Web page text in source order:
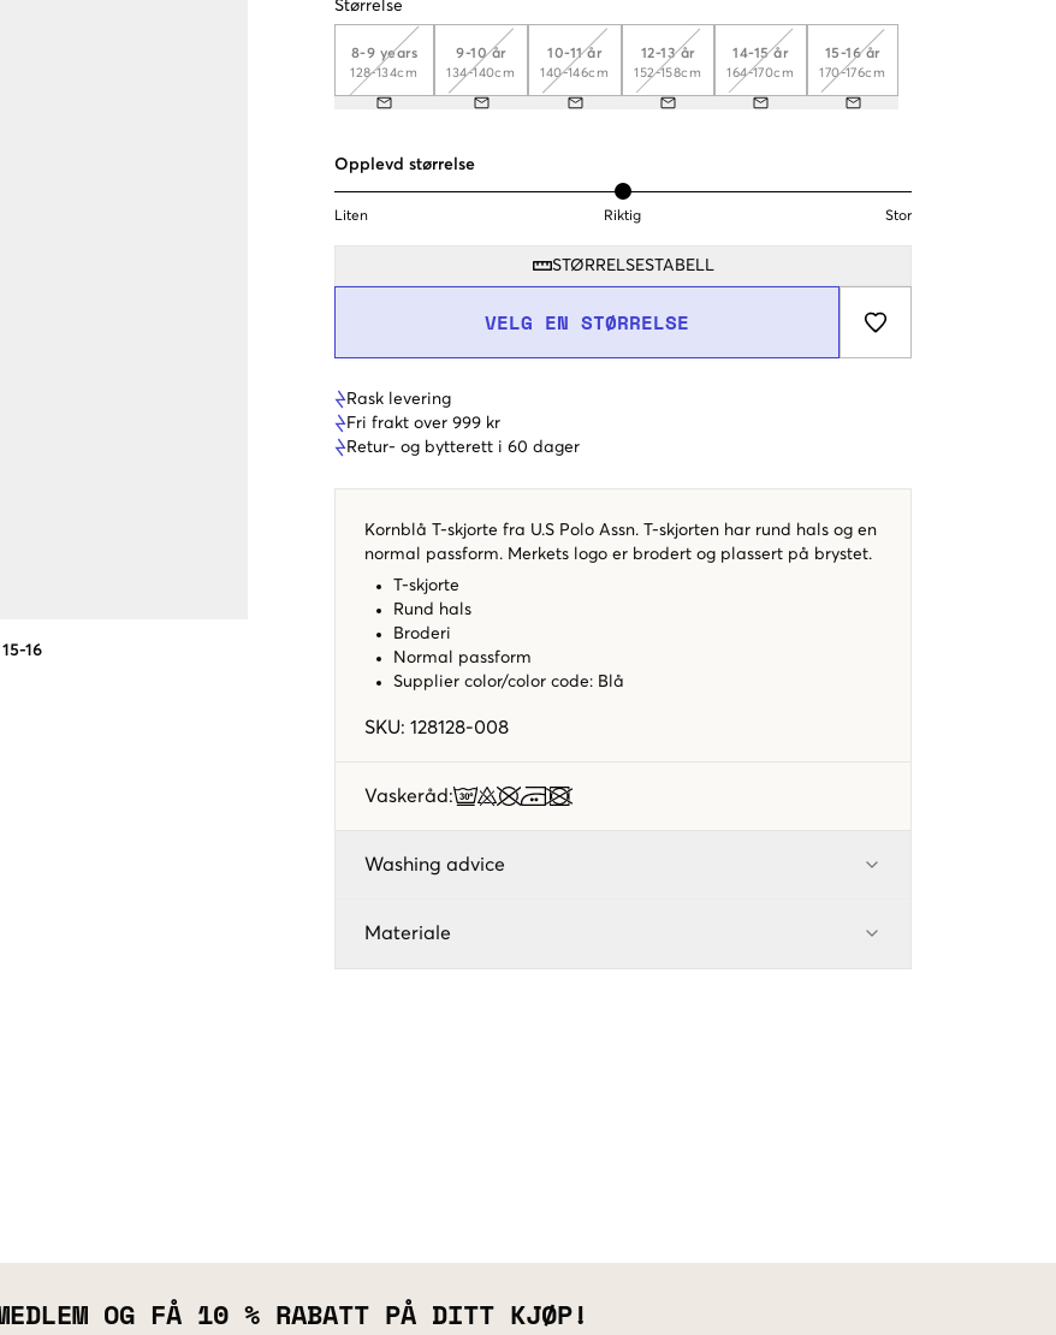
15-16
Størrelse
8-9 years
128-134cm
9-10 år
134-140cm
10-11 år
140-146cm
12-13 år
152-158cm
14-15 år
164-170cm
15-16 år
170-176cm
Opplevd størrelse
Liten Riktig Stor
STØRRELSESTABELL
VELG EN STØRRELSE
Rask levering
Fri frakt over 999 kr
Retur- og bytterett i 60 dager
Kornblå T-skjorte fra U.S Polo Assn. T-skjorten har rund hals og en
normal passform. Merkets logo er brodert og plassert på brystet.
T-skjorte
Rund hals
Broderi
Normal passform
Supplier color/color code: Blå
SKU: 128128-008
Vaskeråd:
Washing advice
Materiale
OG FÅ 10 % RABATT PÅ DITT KJØP!